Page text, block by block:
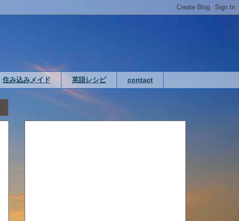
住み込みメイド 英語レシピ contact